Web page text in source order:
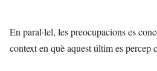
En paral·lel, les preocupacions es
context en què aquest últim es